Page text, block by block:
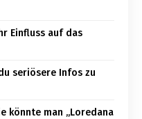
Einfluss auf das
seriösere Infos zu
könnte man „Loredana